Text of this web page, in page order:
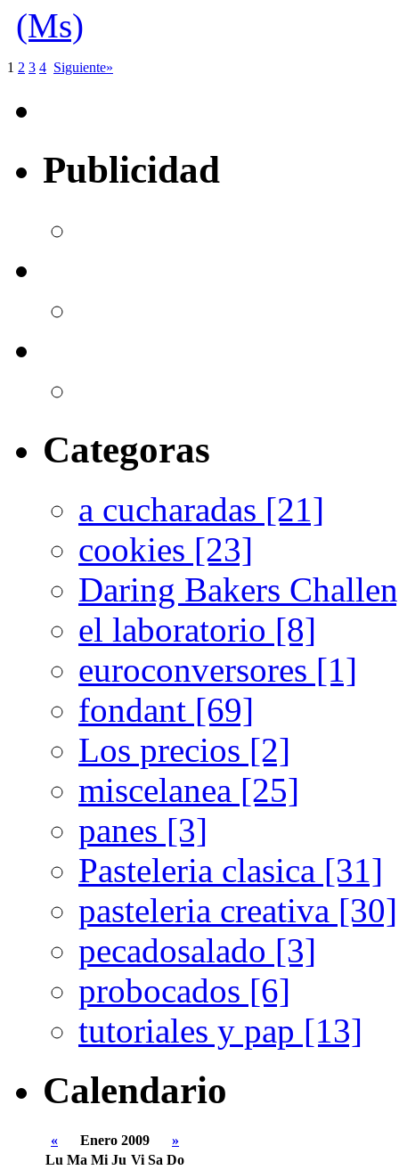
(Ms)
1 2 3 4 Siguiente»
Publicidad
Categoras
a cucharadas [21]
cookies [23]
Daring Bakers
el laboratorio [8]
euroconversores [1]
fondant [69]
Los precios [2]
miscelanea [25]
panes [3]
Pasteleria clasica [31]
pasteleria creativa [30]
pecadosalado [3]
probocados [6]
tutoriales y pap [13]
Calendario
« Enero 2009
»
Lu Ma Mi Ju Vi Sa Do